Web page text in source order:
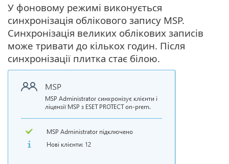
У фоновому режимі виконується
синхронізація облікового запису MSP.
Синхронізація великих облікових записів
може тривати до кількох годин. Після
синхронізації плитка стає білою.